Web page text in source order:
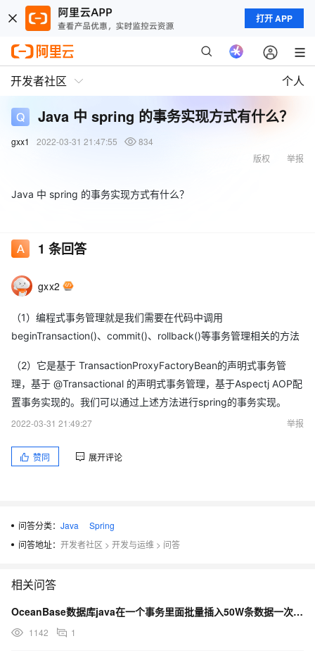
打开 APP
开发者社区 个人
Java 中 spring 的事务实现方式有什么？
gxx1 2022-03-31 21:47:55
834
举报
版权
Java 中 spring 的事务实现方式有什么？
1 条回答
gxx2
（1）编程式事务管理就是我们需要在代码中调用
beginTransaction()、commit()、rollback()等事务管理相关的方法
（2）它是基于 TransactionProxyFactoryBean的声明式事务管
理，基于 @Transactional 的声明式事务管理，基于Aspectj AOP配
置事务实现的。我们可以通过上述方法进行spring的事务实现。
2022-03-31 21:49:27
举报
赞同 展开评论
问答分类： Java
Spring
问答地址： 开发者社区 > 开发与运维 > 问答
相关问答
OceanBase数据库java在一个事务里面批量插入50W条数据一次性插入500条为啥报错超时？
1142 1